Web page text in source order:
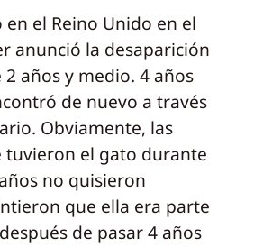
en el Reino Unido en el
anunció la desaparición
años y medio. 4 años
de nuevo a través
Obviamente, las
tuvieron el gato durante
no quisieron
que ella era parte
de pasar 4 años